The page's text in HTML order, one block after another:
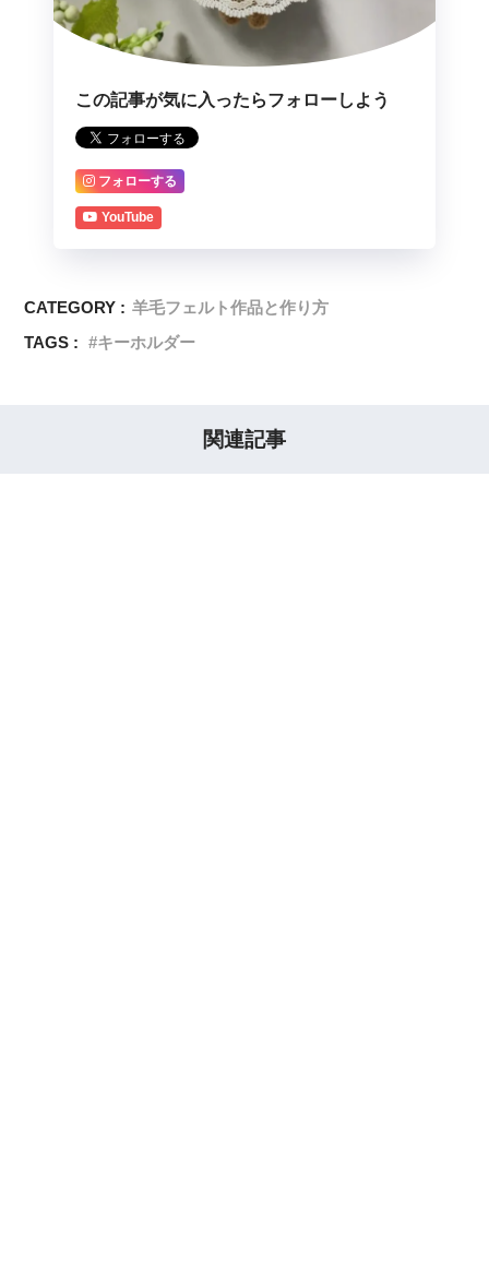
この記事が気に入ったらフォローしよう
フォローする
YouTube
CATEGORY : 羊毛フェルト作品と作り方
TAGS :
キーホルダー
関連記事